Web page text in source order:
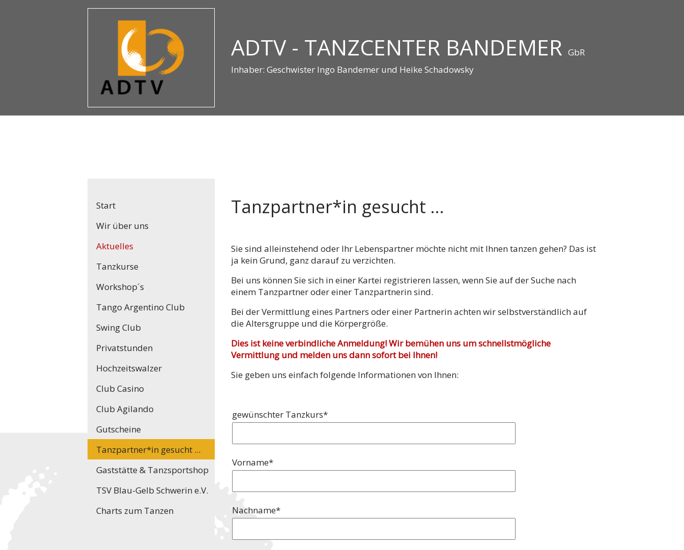
ADTV - TANZCENTER BANDEMER GbR
Inhaber: Geschwister Ingo Bandemer und Heike Schadowsky
Navigation
überspringen
Start
Wir über uns
Aktuelles
Tanzkurse
Workshop´s
Tango Argentino Club
Swing Club
Privatstunden
Hochzeitswalzer
Club Casino
Club Agilando
Gutscheine
Tanzpartner*in gesucht ...
Gaststätte & Tanzsportshop
TSV Blau-Gelb Schwerin e.V.
Charts zum Tanzen
Tanzpartner*in gesucht ...
Sie sind alleinstehend oder Ihr Lebenspartner möchte nicht mit Ihnen tanzen gehen? Das ist
ja kein Grund, ganz darauf zu verzichten.
Bei uns können Sie sich in einer Kartei registrieren lassen, wenn Sie auf der Suche nach
einem Tanzpartner oder einer Tanzpartnerin sind.
Bei der Vermittlung eines Partners oder einer Partnerin achten wir selbstverständlich auf
die Altersgruppe und die Körpergröße.
Dies ist keine verbindliche Anmeldung! Wir bemühen uns um schnellstmögliche
Vermittlung und melden uns dann sofort bei Ihnen!
Sie geben uns einfach folgende Informationen von Ihnen:
Pflichtfeld
gewünschter Tanzkurs*
Pflichtfeld
Vorname*
Pflichtfeld
Nachname*